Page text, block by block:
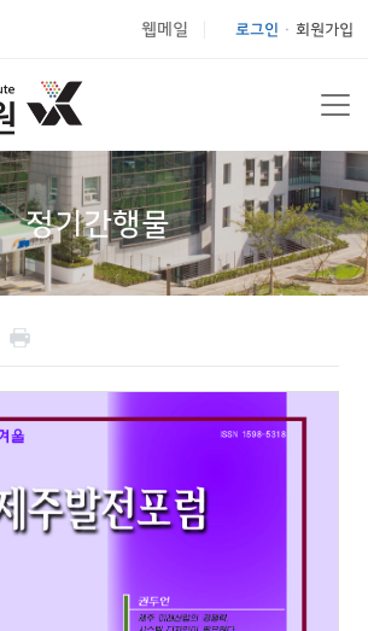
웹메일 로그인 회원가입
정기간행물